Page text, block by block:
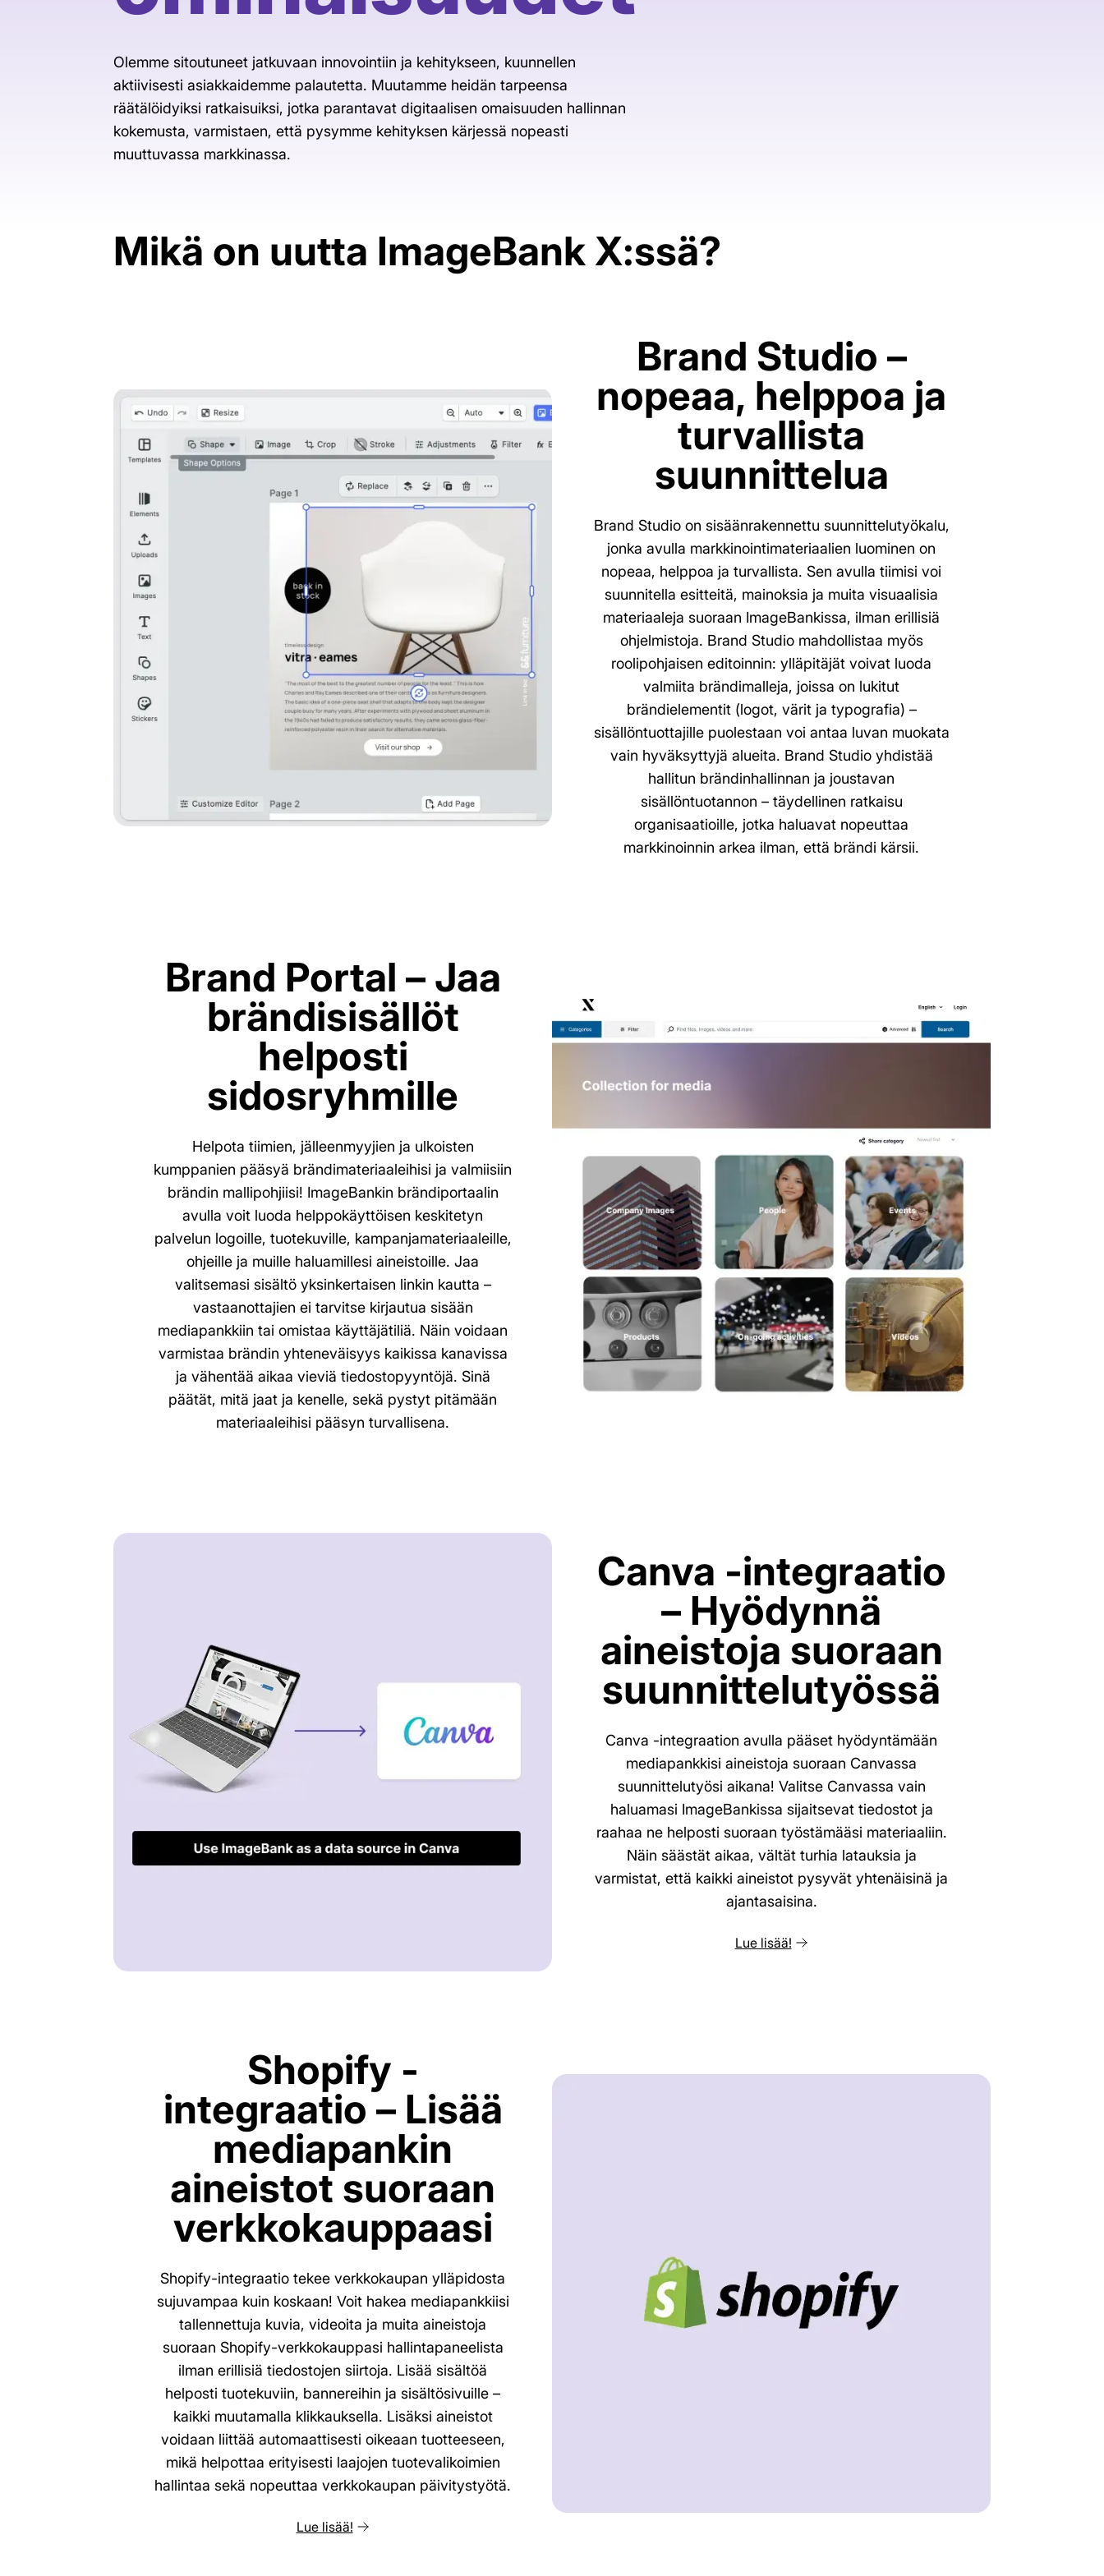
yhteen
Kehitä digitaalista
Olemme sitoutuneet jatkuvaan innovointiin ja kehitykseen, kuunnellen
aktiivisesti asiakkaidemme palautetta. Muutamme heidän tarpeensa
räätälöidyiksi ratkaisuiksi, jotka parantavat digitaalisen omaisuuden hallinnan
kokemusta, varmistaen, että pysymme kehityksen kärjessä nopeasti
muuttuvassa markkinassa.
Mikä on uutta ImageBank X:ssä?
Brand Studio –
nopeaa, helppoa ja
turvallista
suunnittelua
Brand Studio on sisäänrakennettu suunnittelutyökalu,
jonka avulla markkinointimateriaalien luominen on
nopeaa, helppoa ja turvallista. Sen avulla tiimisi voi
suunnitella esitteitä, mainoksia ja muita visuaalisia
materiaaleja suoraan ImageBankissa, ilman erillisiä
ohjelmistoja. Brand Studio mahdollistaa myös
roolipohjaisen editoinnin: ylläpitäjät voivat luoda
valmiita brändimalleja, joissa on lukitut
brändielementit (logot, värit ja typografia) –
sisällöntuottajille puolestaan voi antaa luvan muokata
vain hyväksyttyjä alueita. Brand Studio yhdistää
hallitun brändinhallinnan ja joustavan
sisällöntuotannon – täydellinen ratkaisu
organisaatioille, jotka haluavat nopeuttaa
markkinoinnin arkea ilman, että brändi kärsii.
Brand Portal – Jaa
brändisisällöt
helposti
sidosryhmille
Helpota tiimien, jälleenmyyjien ja ulkoisten
kumppanien pääsyä brändimateriaaleihisi ja valmiisiin
brändin mallipohjiisi! ImageBankin brändiportaalin
avulla voit luoda helppokäyttöisen keskitetyn
palvelun logoille, tuotekuville, kampanjamateriaaleille,
ohjeille ja muille haluamillesi aineistoille. Jaa
valitsemasi sisältö yksinkertaisen linkin kautta –
vastaanottajien ei tarvitse kirjautua sisään
mediapankkiin tai omistaa käyttäjätiliä. Näin voidaan
varmistaa brändin yhteneväisyys kaikissa kanavissa
ja vähentää aikaa vieviä tiedostopyyntöjä. Sinä
päätät, mitä jaat ja kenelle, sekä pystyt pitämään
materiaaleihisi pääsyn turvallisena.
Canva -integraatio
– Hyödynnä
aineistoja suoraan
suunnittelutyössä
Canva -integraation avulla pääset hyödyntämään
mediapankkisi aineistoja suoraan Canvassa
suunnittelutyösi aikana! Valitse Canvassa vain
haluamasi ImageBankissa sijaitsevat tiedostot ja
raahaa ne helposti suoraan työstämääsi materiaaliin.
Näin säästät aikaa, vältät turhia latauksia ja
varmistat, että kaikki aineistot pysyvät yhtenäisinä ja
ajantasaisina.
Lue lisää!
Shopify -
integraatio – Lisää
mediapankin
aineistot suoraan
verkkokauppaasi
Shopify-integraatio tekee verkkokaupan ylläpidosta
sujuvampaa kuin koskaan! Voit hakea mediapankkiisi
tallennettuja kuvia, videoita ja muita aineistoja
suoraan Shopify-verkkokauppasi hallintapaneelista
ilman erillisiä tiedostojen siirtoja. Lisää sisältöä
helposti tuotekuviin, bannereihin ja sisältösivuille –
kaikki muutamalla klikkauksella. Lisäksi aineistot
voidaan liittää automaattisesti oikeaan tuotteeseen,
mikä helpottaa erityisesti laajojen tuotevalikoimien
hallintaa sekä nopeuttaa verkkokaupan päivitystyötä.
Lue lisää!